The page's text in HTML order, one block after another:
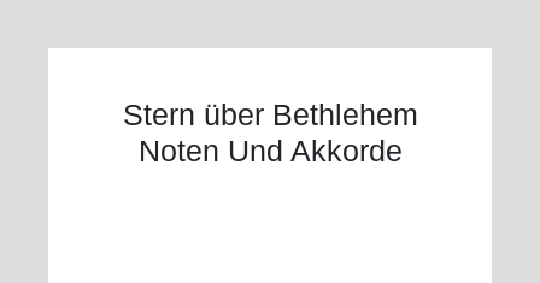
Stern über Bethlehem
Noten Und Akkorde